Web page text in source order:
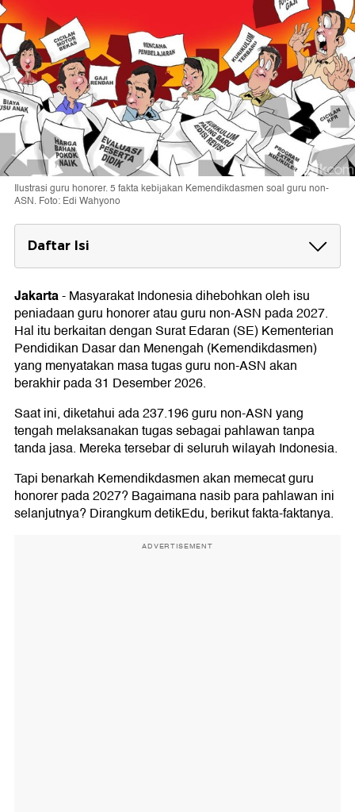
Ilustrasi guru honorer. 5 fakta kebijakan Kemendikdasmen soal guru non-
ASN. Foto: Edi Wahyono
Daftar Isi
1. Bermula dari SE Mendikdasmen Nomor 7
Tahun 2026
2. Istilah Honorer Sudah Tidak Ada
3. Tidak Dipecat, Tapi Skema Baru
4. Ada Rekrutmen Guru Baru-Ditata Bertahap
Jadi ASN
5. P2G Desak Guru Non-ASN Diangkat Jadi
ASN PPPK Penuh Waktu
Jakarta-Masyarakat Indonesia dihebohkan oleh isu
peniadaan guru honorer atau guru non-ASN pada 2027.
Hal itu berkaitan dengan Surat Edaran (SE) Kementerian
Pendidikan Dasar dan Menengah (Kemendikdasmen)
yang menyatakan masa tugas guru non-ASN akan
berakhir pada 31 Desember 2026.
Saat ini, diketahui ada 237.196 guru non-ASN yang
tengah melaksanakan tugas sebagai pahlawan tanpa
tanda jasa. Mereka tersebar di seluruh wilayah Indonesia.
Tapi benarkah Kemendikdasmen akan memecat guru
honorer pada 2027? Bagaimana nasib para pahlawan ini
selanjutnya? Dirangkum detikEdu, berikut fakta-faktanya.
ADVERTISEMENT